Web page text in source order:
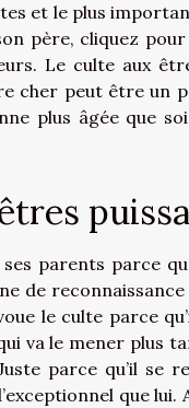
et le plus
père, cliquez
Le culte aux
cher peut être un
plus âgée que
ses parents parce
de
le culte parce
va le mener plus
parce qu’il se
que